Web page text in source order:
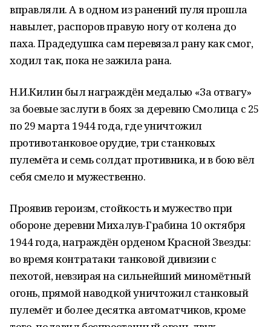
вправляли. А в одном из ранений пуля прошла
навылет, распоров правую ногу от колена до
паха. Прадедушка сам перевязал рану как смог,
ходил так, пока не зажила рана.
Н.И.Килин был награждён медалью «За отвагу»
за боевые заслуги в боях за деревню Смолица с 25
по 29 марта 1944 года, где уничтожил
противотанковое орудие, три станковых
пулемёта и семь солдат противника, и в бою вёл
себя смело и мужественно.
Проявив героизм, стойкость и мужество при
обороне деревни Михалув-Грабина 10 октября
1944 года, награждён орденом Красной Звезды:
во время контратаки танковой дивизии с
пехотой, невзирая на сильнейший миномётный
огонь, прямой наводкой уничтожил станковый
пулемёт и более десятка автоматчиков, кроме